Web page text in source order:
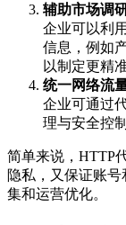
辅助市场调
企业可以利
信息，例如
以制定更精
统一网络流
企业可通过
理与安全控
简单来说，HTTP
隐私，又保证账
集和运营优化。